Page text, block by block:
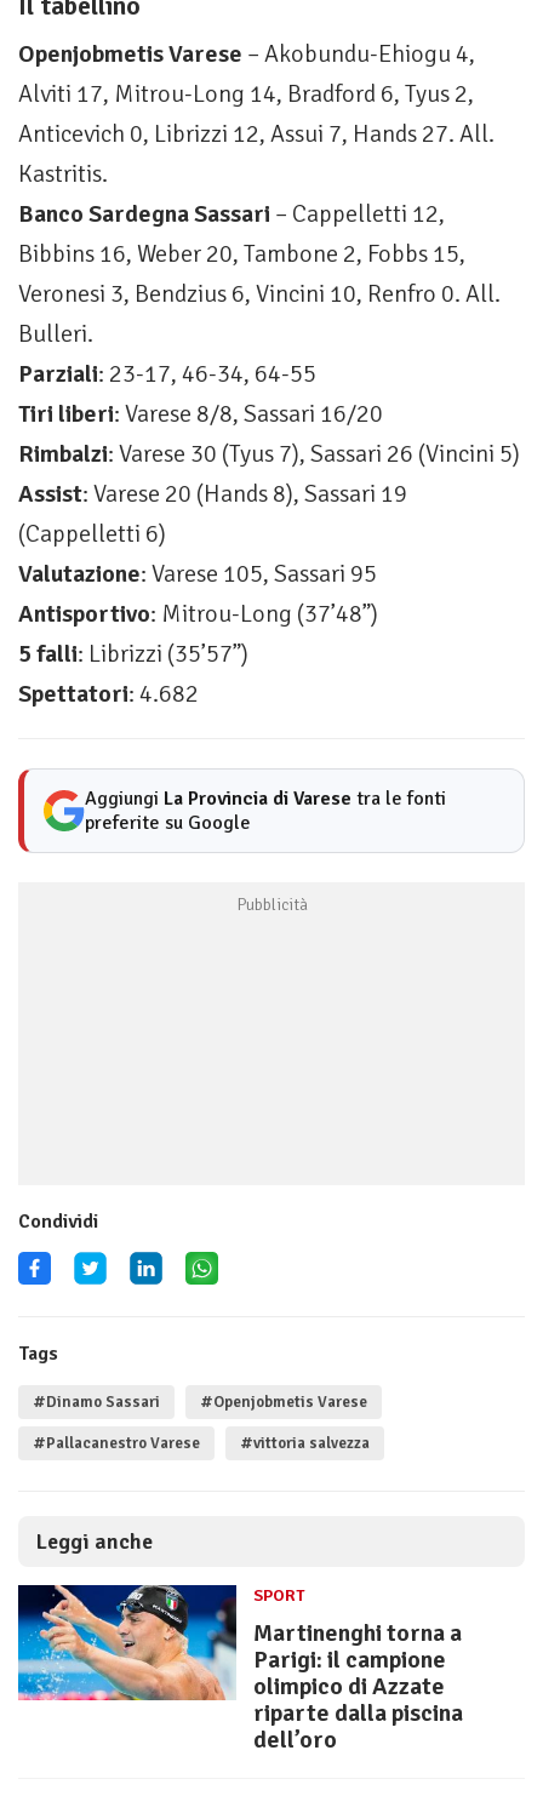
Openjobmetis Varese – Akobundu-Ehiogu 4,
Alviti 17, Mitrou-Long 14, Bradford 6, Tyus 2,
Anticevich 0, Librizzi 12, Assui 7, Hands 27. All.
Kastritis.
Banco Sardegna Sassari – Cappelletti 12,
Bibbins 16, Weber 20, Tambone 2, Fobbs 15,
Veronesi 3, Bendzius 6, Vincini 10, Renfro 0. All.
Bulleri.
Parziali: 23-17, 46-34, 64-55
Tiri liberi: Varese 8/8, Sassari 16/20
Rimbalzi: Varese 30 (Tyus 7), Sassari 26 (Vincini 5)
Assist: Varese 20 (Hands 8), Sassari 19
(Cappelletti 6)
Valutazione: Varese 105, Sassari 95
Antisportivo: Mitrou-Long (37’48”)
5 falli: Librizzi (35’57”)
Spettatori: 4.682
Aggiungi La Provincia di Varese tra le fonti
preferite su Google
Condividi
Tags
#Dinamo Sassari #Openjobmetis Varese
#Pallacanestro Varese #vittoria salvezza
Leggi anche
SPORT
Martinenghi torna a
Parigi: il campione
olimpico di Azzate
riparte dalla piscina
dell’oro